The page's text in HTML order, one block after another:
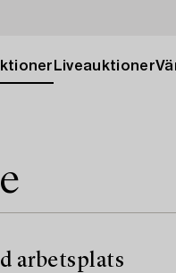
Liveauktioner
arbetsplats